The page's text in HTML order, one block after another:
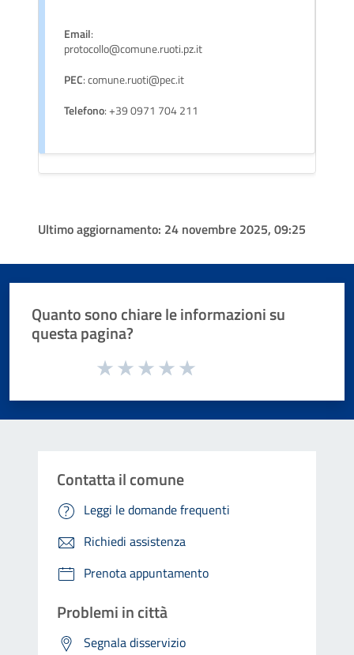
Email:
protocollo@comune.ruoti.pz.it
PEC: comune.ruoti@pec.it
Telefono: +39 0971 704 211
Ultimo aggiornamento: 24 novembre 2025, 09:25
Quanto sono chiare le informazioni su
questa pagina?
Valuta da 1 a 5 stelle la pagina
Contatta il comune
Leggi le domande frequenti
Richiedi assistenza
Prenota appuntamento
Problemi in città
Segnala disservizio